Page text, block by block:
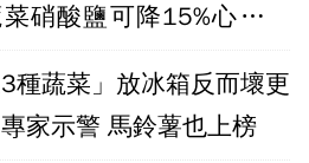
硝酸鹽可降15%心血管
3種蔬菜」放冰箱反而壞更
家示警 馬鈴薯也上榜